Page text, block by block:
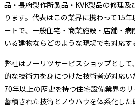
品・長府製作所製品・KVK製品の修理
ります。代表はこの業界に携わって15
ートで、一般住宅・商業施設・店舗・
いる建物ならどのような現場でも対応す
弊社はノーリツサービスショップとし
的な技術力を身につけた技術者が対応
70年以上の歴史を持つ住宅設備業界のリ
蓄積された技術とノウハウを体系化し